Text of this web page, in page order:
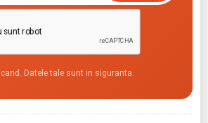
Datele tale sunt in siguranta.